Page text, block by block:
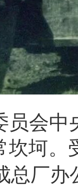
员会中
坎坷。
总厂办